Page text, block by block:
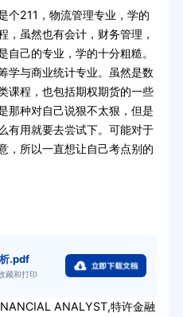
211，物流管理专业，学的
，虽然也有会计，财务管理，
己的专业，学的十分粗糙。
学与商业统计专业。虽然是数
课程，也包括期权期货的一些
那种对自己说狠不太狠，但是
有用就要去尝试下。可能对于
，所以一直想让自己考点别的
.pdf
藏和打印
ANALYST,特许金融